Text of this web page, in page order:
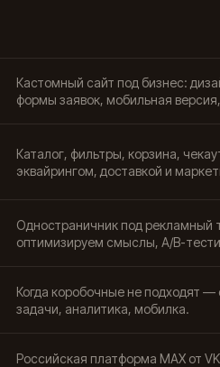
Кастомный сайт под бизнес:
формы заявок, мобильная
Каталог, фильтры, корзина,
эквайрингом, доставкой и
Одностраничник под рекламный
оптимизируем смыслы, A/B-
Когда коробочные не подходят
задачи, аналитика, мобилка.
Российская платформа MAX от